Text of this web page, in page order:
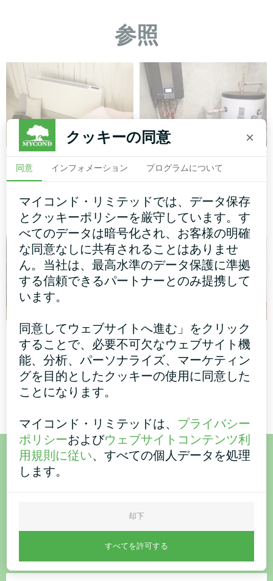
参照
個人宅
ンコイルユニット サイレン
トシリーズ
個人宅
Artic Home Smart シリーズ
オフィス
ファンコイルユニット ガラ
スシリーズ
オフィス
アートワークデザイン ファ
ンコイルユニット サイレン
トシリーズ
ご購入またはご質問はこち
お問い合わせください。
名称
クッキーの同意 ×
同意 インフォメーション プログラムについて
マイコンド・リミテッドでは、データ保存
とクッキーポリシーを厳守しています。す
べてのデータは暗号化され、お客様の明確
な同意なしに共有されることはありませ
ん。当社は、最高水準のデータ保護に準拠
する信頼できるパートナーとのみ提携して
います。
同意してウェブサイトへ進む」をクリック
することで、必要不可欠なウェブサイト機
能、分析、パーソナライズ、マーケティン
グを目的としたクッキーの使用に同意した
ことになります。
マイコンド・リミテッドは、 プライバシー
ポリシーおよびウェブサイトコンテンツ利
用規則に従い、すべての個人データを処理
します。
却下
すべてを許可する